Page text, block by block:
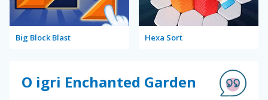
Big Block Blast Hexa Sort
O igri Enchanted Garden